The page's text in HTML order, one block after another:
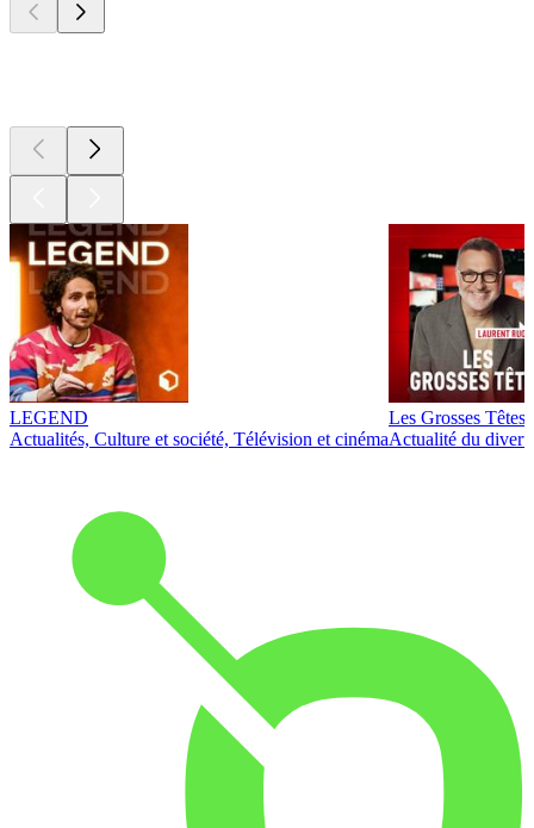
LEGEND
Actualités, Culture et société, Télévision et cinéma
Les Grosses Têtes
Actualité du